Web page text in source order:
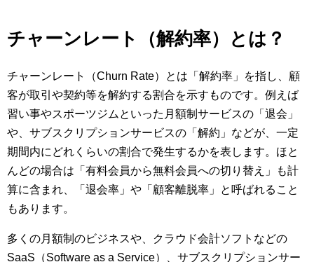
チャーンレート（解約率）とは？
チャーンレート（Churn Rate）とは「解約率」を指し、顧
客が取引や契約等を解約する割合を示すものです。例えば
習い事やスポーツジムといった月額制サービスの「退会」
や、サブスクリプションサービスの「解約」などが、一定
期間内にどれくらいの割合で発生するかを表します。ほと
んどの場合は「有料会員から無料会員への切り替え」も計
算に含まれ、「退会率」や「顧客離脱率」と呼ばれること
もあります。
多くの月額制のビジネスや、クラウド会計ソフトなどの
SaaS（Software as a Service）、サブスクリプションサー